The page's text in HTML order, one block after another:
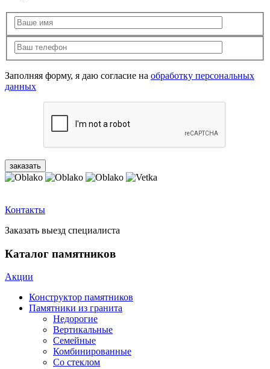
Заполняя форму, я даю согласие на обработку персональных
данных
Контакты
Заказать выезд специалиста
Каталог памятников
Акции
Конструктор памятников
Памятники из гранита
Недорогие
Вертикальные
Семейные
Комбинированные
Со стеклом